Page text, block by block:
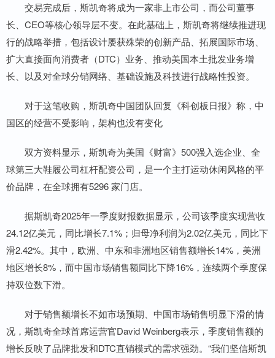
交易完成后，斯凯奇将成为一家非上市公司，而公司董事
长、CEO等核心领导层不变。在此基础上，斯凯奇将继续推进现
行的战略举措，包括设计屡获殊荣的创新产品、拓展国际市场、
扩大直接面向消费者（DTC）业务、推动美国本土批发业务增
长、以及对全球分销网络、基础设施及科技进行战略性投资。
对于这笔收购，斯凯奇中国团队回复《科创板日报》称，中
国区的经营不受影响，架构也没有变化
双方资料显示，斯凯奇为美国《财富》500强入选企业、全
球第三大鞋履公司杠杆配资公司，是一个主打运动休闲风格的平
价品牌，在全球拥有5296 家门店。
据斯凯奇2025年一季度财报数据显示，公司该季度实现营收
24.12亿美元，同比增长7.1%；归母净利润为2.02亿美元，同比下
滑2.42%。其中，欧洲、中东和非洲地区销售额增长14%，美洲
地区增长8%，而中国市场销售额同比下降16%，连续两个季度保
持双位数下滑。
对于销售额增长不如市场预期、中国市场销售明显下滑的情
况，斯凯奇全球首席运营官David Weinberg表示，季度销售额的
增长反映了品牌批发和DTC直销模式的需求强劲。“我们坚信斯凯